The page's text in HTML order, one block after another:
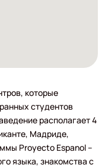
которые
студентов
располагает 4
Мадриде,
Proyecto Espanol –
языка, знакомства с